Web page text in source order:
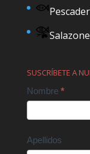
SUSCRÍBETE A
Contact
Nombre *
Apellidos